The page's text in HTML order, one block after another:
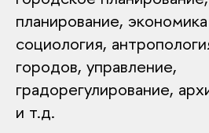
планирование,
социология,
городов, управление,
градорегулирование,
и т.д.